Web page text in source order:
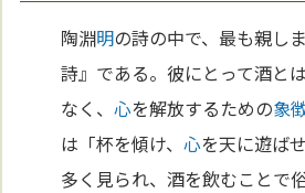
陶淵明の詩の中で、最も親し
詩』である。彼にとって酒と
なく、心を解放するための象
は「杯を傾け、心を天に遊ば
多く見られ、酒を飲むことで